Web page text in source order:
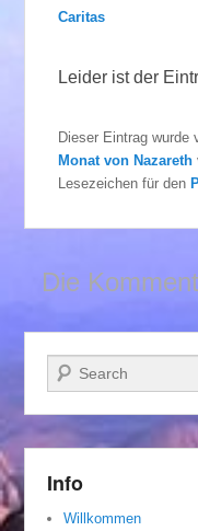
Caritas
Leider ist der
Dieser Eintrag wurde
Monat von Nazareth
Lesezeichen für den
Die
Suchen
Info
Willkommen